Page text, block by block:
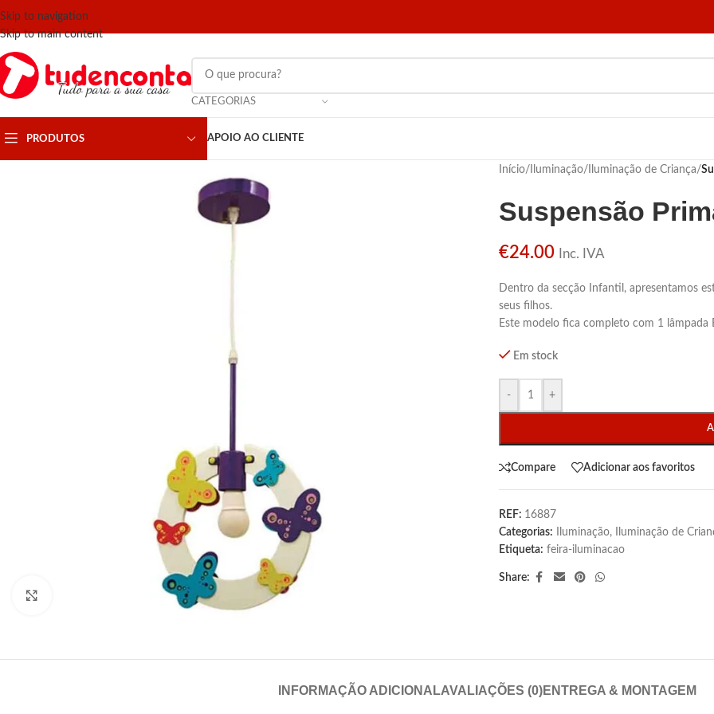
Skip to navigation
Skip to main content
CATEGORIAS
PRODUTOS APOIO AO CLIENTE
Início/ Iluminação/ Iluminação de Criança/
Suspensão
€24.00 Inc. IVA
Dentro da secção Infantil, apresentamos
seus filhos.
Este modelo fica completo com 1 lâmpada
Em stock
- +
Compare Adicionar aos favoritos
REF: 16887
Categorias:
Iluminação,
Iluminação de
Etiqueta: feira-iluminacao
Share:
INFORMAÇÃO ADICIONALAVALIAÇÕES (0)ENTREGA & MONTAGEM